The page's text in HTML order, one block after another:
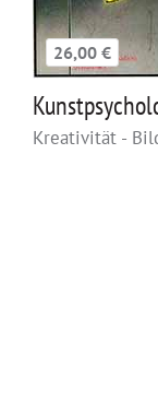
26,00 €
Kreativität -